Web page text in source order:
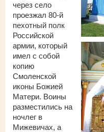
через село
проезжал 80-й
пехотный полк
Российской
армии, который
имел с собой
копию
Смоленской
иконы Божией
Матери. Воины
разместились на
ночлег в
Мижевичах, а